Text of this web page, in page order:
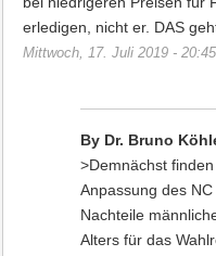
erledigen, nicht er. DAS
Mittwoch, 17. Juli 2019 -
By Dr. Bruno
>Demnächst
Anpassung des
Nachteile
Alters für das